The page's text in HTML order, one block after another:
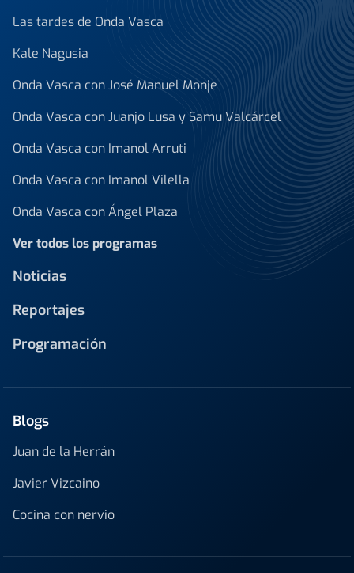
Las tardes de Onda Vasca
Kale Nagusia
Onda Vasca con José Manuel Monje
Onda Vasca con Juanjo Lusa y Samu Valcárcel
Onda Vasca con Imanol Arruti
Onda Vasca con Imanol Vilella
Onda Vasca con Ángel Plaza
Ver todos los programas
Noticias
Reportajes
Programación
Blogs
Juan de la Herrán
Javier Vizcaino
Cocina con nervio